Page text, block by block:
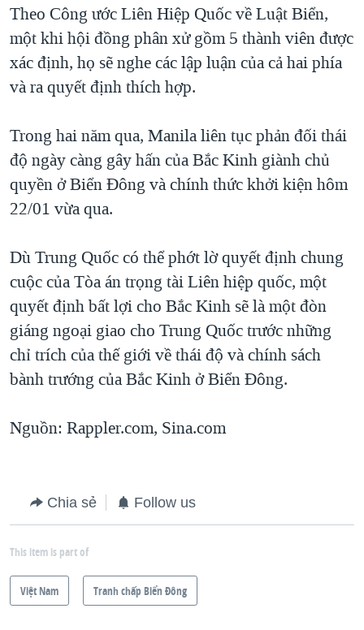
Theo Công ước Liên Hiệp Quốc về Luật Biển,
một khi hội đồng phân xử gồm 5 thành viên được
xác định, họ sẽ nghe các lập luận của cả hai phía
và ra quyết định thích hợp.
Trong hai năm qua, Manila liên tục phản đối thái
độ ngày càng gây hấn của Bắc Kinh giành chủ
quyền ở Biển Đông và chính thức khởi kiện hôm
22/01 vừa qua.
Dù Trung Quốc có thể phớt lờ quyết định chung
cuộc của Tòa án trọng tài Liên hiệp quốc, một
quyết định bất lợi cho Bắc Kinh sẽ là một đòn
giáng ngoại giao cho Trung Quốc trước những
chỉ trích của thế giới về thái độ và chính sách
bành trướng của Bắc Kinh ở Biển Đông.
Nguồn: Rappler.com, Sina.com
Chia sẻ Follow us
This item is part of
Việt Nam Tranh chấp Biển Đông